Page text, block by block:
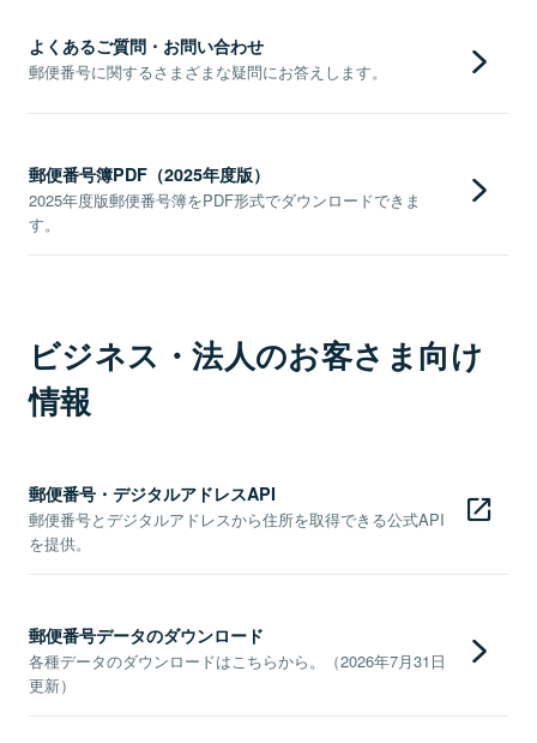
よくあるご質問・お問い合わせ
郵便番号に関するさまざまな疑問にお答えします。
郵便番号簿PDF（2025年度版）
2025年度版郵便番号簿をPDF形式でダウンロードできま
す。
ビジネス・法人のお客さま向け
情報
郵便番号・デジタルアドレスAPI
郵便番号とデジタルアドレスから住所を取得できる公式API
を提供。
郵便番号データのダウンロード
各種データのダウンロードはこちらから。（2026年7月31日
更新）